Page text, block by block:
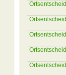
Ortsentscheid
Ortsentscheid
Ortsentscheid
Ortsentscheid
Ortsentscheid